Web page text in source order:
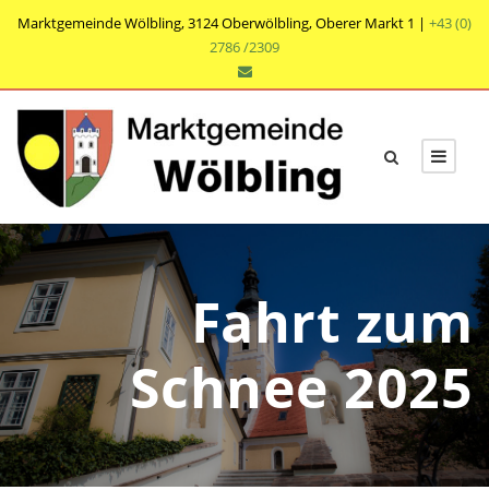
Marktgemeinde Wölbling, 3124 Oberwölbling, Oberer Markt 1 | +43 (0)
2786 /2309
Fahrt zum
Schnee 2025